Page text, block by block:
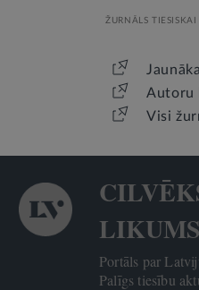
ŽURNĀLS
Autoru
Visi
LIKUMS
Portāls par
Palīgs tiesību